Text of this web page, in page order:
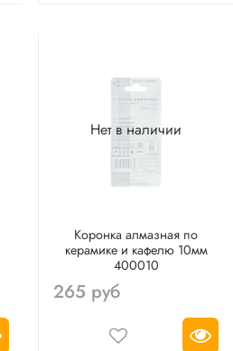
Нет в наличии
Коронка алмазная по
керамике и кафелю 10мм
400010
265 руб